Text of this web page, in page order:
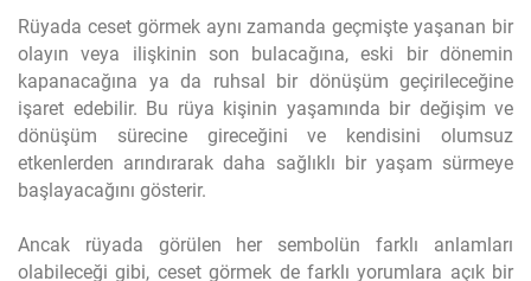
Rüyada ceset görmek aynı zamanda geçmişte yaşanan bir
olayın veya ilişkinin son bulacağına, eski bir dönemin
kapanacağına ya da ruhsal bir dönüşüm geçirileceğine
işaret edebilir. Bu rüya kişinin yaşamında bir değişim ve
dönüşüm sürecine gireceğini ve kendisini olumsuz
etkenlerden arındırarak daha sağlıklı bir yaşam sürmeye
başlayacağını gösterir.
Ancak rüyada görülen her sembolün farklı anlamları
olabileceği gibi, ceset görmek de farklı yorumlara açık bir